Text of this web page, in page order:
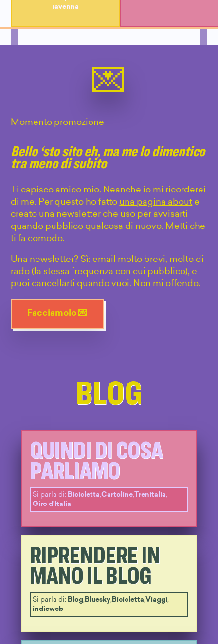
ravenna
Momento promozione
Bello ‘sto sito eh, ma me lo dimentico
tra meno di subito
Ti capisco amico mio. Neanche io mi ricorderei
di me. Per questo ho fatto una pagina about e
creato una newsletter che uso per avvisarti
quando pubblico qualcosa di nuovo. Metti che
ti fa comodo.
Una newsletter? Sì: email molto brevi, molto di
rado (la stessa frequenza con cui pubblico), e
puoi cancellarti quando vuoi. Non mi offendo.
Facciamolo 💌
BLOG
QUINDI DI COSA
PARLIAMO
Si parla di: Bicicletta,Cartoline,Trenitalia,
Giro d'Italia
RIPRENDERE IN
MANO IL BLOG
Si parla di: Blog,Bluesky,Bicicletta,Viaggi,
indieweb